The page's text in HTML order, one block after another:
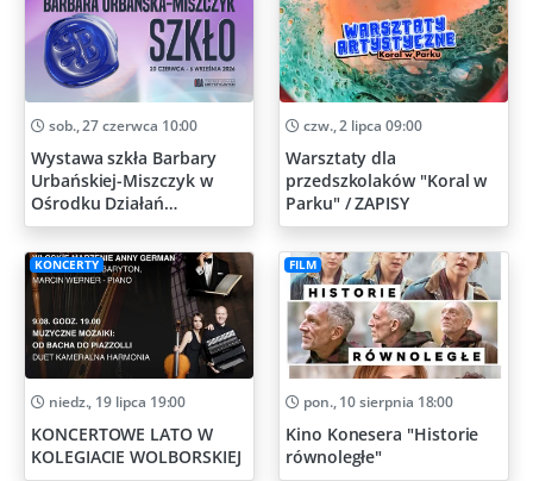
sob., 27 czerwca 10:00
Wystawa szkła Barbary
Urbańskiej-Miszczyk w
Ośrodku Działań
Artystycznych
czw., 2 lipca 09:00
Warsztaty dla
przedszkolaków "Koral w
Parku" / ZAPISY
KONCERTY
niedz., 19 lipca 19:00
KONCERTOWE LATO W
KOLEGIACIE WOLBORSKIEJ
FILM
pon., 10 sierpnia 18:00
Kino Konesera "Historie
równoległe"